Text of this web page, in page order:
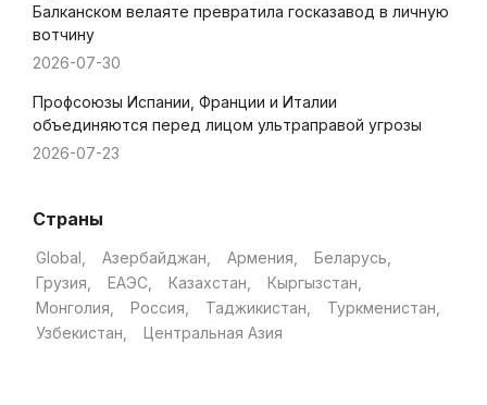
Балканском велаяте превратила госказавод в личную
вотчину
2026-07-30
Профсоюзы Испании, Франции и Италии
объединяются перед лицом ультраправой угрозы
2026-07-23
Страны
Global Азербайджан Армения
Беларусь
Грузия
ЕАЭС Казахстан
Кыргызстан
Монголия
Россия Таджикистан
Туркменистан
Узбекистан
Центральная Азия